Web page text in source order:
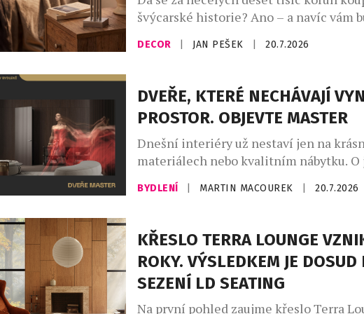
švýcarské historie? Ano – a navíc vám
den ukazovat čas. Novinka Zurich
Clock – Miniature Edition od slavné
orientačních bodů curyšského hlavního
podoby stolního objektu, který
designového doplňku, sběratelského
DECOR JAN PEŠEK 20.7.2026
DVEŘE, KTERÉ NECHÁVAJÍ
PROSTOR. OBJEVTE MASTER
Dnešní interiéry už nestaví jen na
materiálech nebo kvalitním nábytku.
charakteru rozhodují především
které vytvářejí harmonický celek. Právě
že i dveře mohou být výrazným
prvkem. Díky provedení od podlahy až
čistému minimalistickému designu a
neomezeným možnostem povrchových
BYDLENÍ MARTIN MACOUREK 20.7.2026
KŘESLO TERRA LOUNGE
ROKY. VÝSLEDKEM JE DOSUD
SEZENÍ LD SEATING
Na první pohled zaujme křeslo Terra